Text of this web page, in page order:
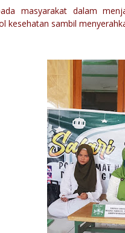
masyarakat dalam
kesehatan sambil